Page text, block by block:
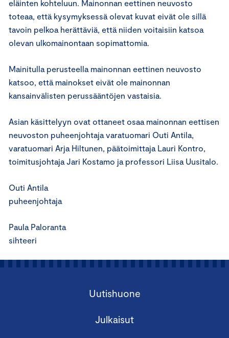
eläinten kohteluun. Mainonnan eettinen neuvosto
toteaa, että kysymyksessä olevat kuvat eivät ole sillä
tavoin pelkoa herättäviä, että niiden voitaisiin katsoa
olevan ulkomainontaan sopimattomia.
Mainitulla perusteella mainonnan eettinen neuvosto
katsoo, että mainokset eivät ole mainonnan
kansainvälisten perussääntöjen vastaisia.
Asian käsittelyyn ovat ottaneet osaa mainonnan eettisen
neuvoston puheenjohtaja varatuomari Outi Antila,
varatuomari Arja Hiltunen, päätoimittaja Lauri Kontro,
toimitusjohtaja Jari Kostamo ja professori Liisa Uusitalo.
Outi Antila
puheenjohtaja
Paula Paloranta
sihteeri
Uutishuone
Julkaisut